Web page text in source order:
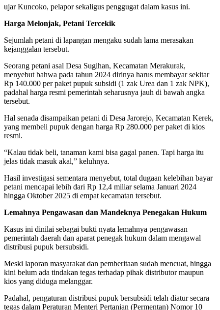
ujar Kuncoko, pelapor sekaligus penggugat dalam kasus ini.
Harga Melonjak, Petani Tercekik
Sejumlah petani di lapangan mengaku sudah lama merasakan
kejanggalan tersebut.
Seorang petani asal Desa Sugihan, Kecamatan Merakurak,
menyebut bahwa pada tahun 2024 dirinya harus membayar sekitar
Rp 140.000 per paket pupuk subsidi (1 zak Urea dan 1 zak NPK),
padahal harga resmi pemerintah seharusnya jauh di bawah angka
tersebut.
Hal senada disampaikan petani di Desa Jarorejo, Kecamatan Kerek,
yang membeli pupuk dengan harga Rp 280.000 per paket di kios
resmi.
“Kalau tidak beli, tanaman kami bisa gagal panen. Tapi harga itu
jelas tidak masuk akal,” keluhnya.
Hasil investigasi sementara menyebut, total dugaan kelebihan bayar
petani mencapai lebih dari Rp 12,4 miliar selama Januari 2024
hingga Oktober 2025 di empat kecamatan tersebut.
Lemahnya Pengawasan dan Mandeknya Penegakan Hukum
Kasus ini dinilai sebagai bukti nyata lemahnya pengawasan
pemerintah daerah dan aparat penegak hukum dalam mengawal
distribusi pupuk bersubsidi.
Meski laporan masyarakat dan pemberitaan sudah mencuat, hingga
kini belum ada tindakan tegas terhadap pihak distributor maupun
kios yang diduga melanggar.
Padahal, pengaturan distribusi pupuk bersubsidi telah diatur secara
tegas dalam Peraturan Menteri Pertanian (Permentan) Nomor 10